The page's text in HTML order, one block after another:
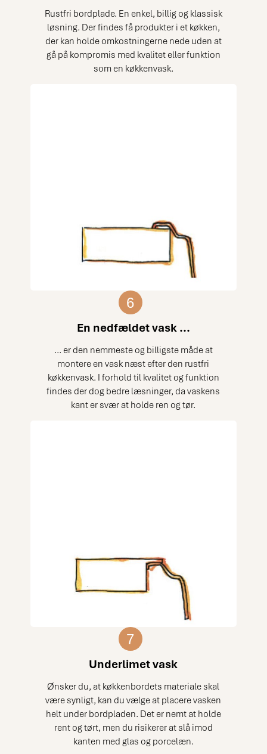
Rustfri bordplade. En enkel, billig og klassisk
løsning. Der findes få produkter i et køkken,
der kan holde omkostningerne nede uden at
gå på kompromis med kvalitet eller funktion
som en køkkenvask.
6
En nedfældet vask ...
... er den nemmeste og billigste måde at
montere en vask næst efter den rustfri
køkkenvask. I forhold til kvalitet og funktion
findes der dog bedre læsninger, da vaskens
kant er svær at holde ren og tør.
7
Underlimet vask
Ønsker du, at køkkenbordets materiale skal
være synligt, kan du vælge at placere vasken
helt under bordpladen. Det er nemt at holde
rent og tørt, men du risikerer at slå imod
kanten med glas og porcelæn.